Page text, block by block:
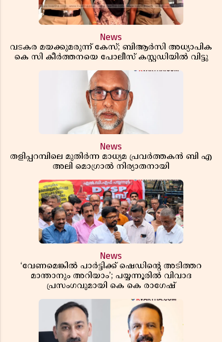
News
വടകര മയക്കുമരുന്ന് കേസ്; ബിആർസി അധ്യാപിക
കെ സി കീർത്തനയെ പോലീസ് കസ്റ്റഡിയിൽ വിട്ടു
News
തളിപ്പറമ്പിലെ മുതിർന്ന മാധ്യമ പ്രവർത്തകൻ ബി എ
അലി മൊഗ്രാൽ നിര്യാതനായി
News
‘വേണമെങ്കിൽ പാർട്ടിക്ക് ഷെഡിൻ്റെ അടിത്തറ
മാന്താനും അറിയാം’; പയ്യന്നൂരിൽ വിവാദ
പ്രസംഗവുമായി കെ കെ രാഗേഷ്